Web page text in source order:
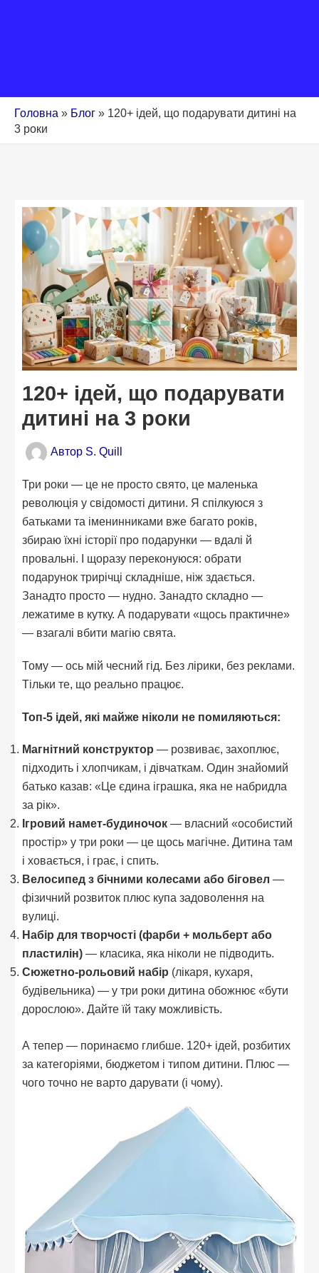
Головна » Блог » 120+ ідей, що подарувати дитині на
3 роки
120+ ідей, що подарувати
дитині на 3 роки
Автор S. Quill
Три роки — це не просто свято, це маленька
революція у свідомості дитини. Я спілкуюся з
батьками та іменинниками вже багато років,
збираю їхні історії про подарунки — вдалі й
провальні. І щоразу переконуюся: обрати
подарунок трирічці складніше, ніж здається.
Занадто просто — нудно. Занадто складно —
лежатиме в кутку. А подарувати «щось практичне»
— взагалі вбити магію свята.
Тому — ось мій чесний гід. Без лірики, без реклами.
Тільки те, що реально працює.
Топ-5 ідей, які майже ніколи не помиляються:
Магнітний конструктор — розвиває, захоплює,
підходить і хлопчикам, і дівчаткам. Один знайомий
батько казав: «Це єдина іграшка, яка не набридла
за рік».
Ігровий намет-будиночок — власний «особистий
простір» у три роки — це щось магічне. Дитина там
і ховається, і грає, і спить.
Велосипед з бічними колесами або біговел —
фізичний розвиток плюс купа задоволення на
вулиці.
Набір для творчості (фарби + мольберт або
пластилін) — класика, яка ніколи не підводить.
Сюжетно-рольовий набір (лікаря, кухаря,
будівельника) — у три роки дитина обожнює «бути
дорослою». Дайте їй таку можливість.
А тепер — поринаємо глибше. 120+ ідей, розбитих
за категоріями, бюджетом і типом дитини. Плюс —
чого точно не варто дарувати (і чому).